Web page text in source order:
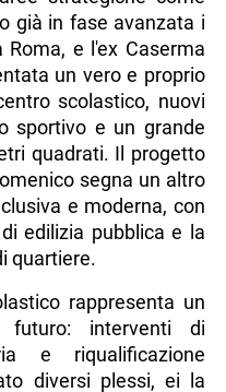
già in fase avanzata i
e l'ex Caserma
un vero e proprio
scolastico, nuovi
sportivo e un grande
quadrati. Il progetto
segna un altro
e moderna, con
edilizia pubblica e la
quartiere.
rappresenta un
futuro: interventi di
e riqualificazione
diversi plessi, ei la